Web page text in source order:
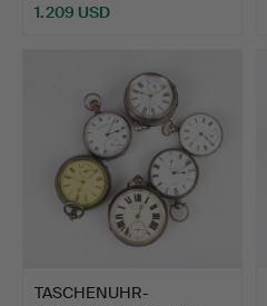
1.209 USD
TASCHENUHR-